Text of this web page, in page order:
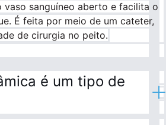
vaso sanguíneo aberto e facilita o
É feita por meio de um cateter,
de cirurgia no peito.
é um tipo de